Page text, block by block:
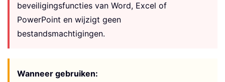
beveiligingsfuncties van Word, Excel of
PowerPoint en wijzigt geen
bestandsmachtigingen.
Wanneer gebruiken: